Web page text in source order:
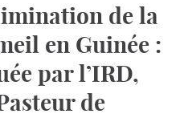
de la
en Guinée :
par l’IRD,
de